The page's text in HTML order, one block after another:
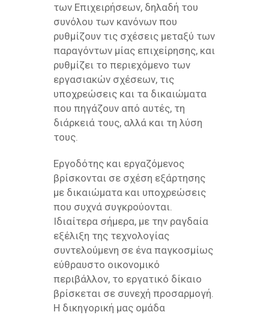
των Επιχειρήσεων, δηλαδή του
συνόλου των κανόνων που
ρυθμίζουν τις σχέσεις μεταξύ των
παραγόντων μίας επιχείρησης, και
ρυθμίζει το περιεχόμενο των
εργασιακών σχέσεων, τις
υποχρεώσεις και τα δικαιώματα
που πηγάζουν από αυτές, τη
διάρκειά τους, αλλά και τη λύση
τους.
Εργοδότης και εργαζόμενος
βρίσκονται σε σχέση εξάρτησης
με δικαιώματα και υποχρεώσεις
που συχνά συγκρούονται.
Ιδιαίτερα σήμερα, με την ραγδαία
εξέλιξη της τεχνολογίας
συντελούμενη σε ένα παγκοσμίως
εύθραυστο οικονομικό
περιβάλλον, το εργατικό δίκαιο
βρίσκεται σε συνεχή προσαρμογή.
Η δικηγορική μας ομάδα